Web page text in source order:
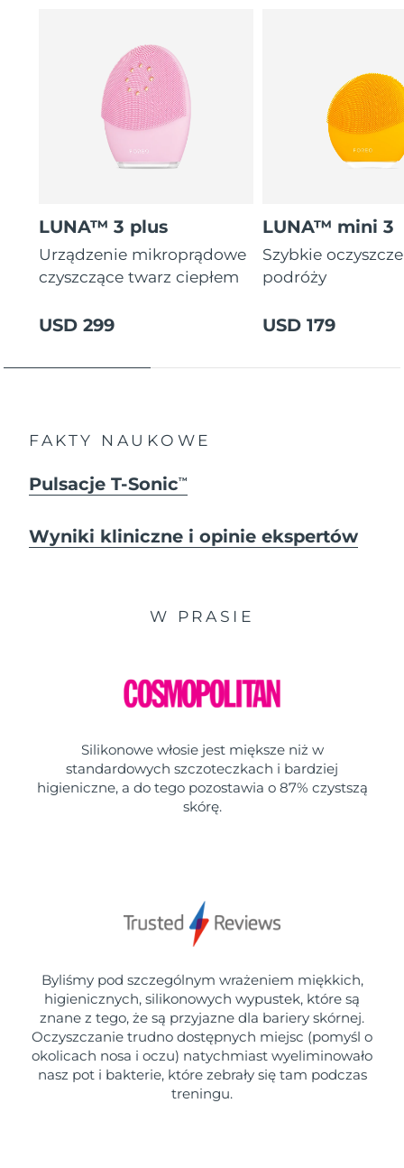
LUNA™ 3 plus
Urządzenie mikroprądowe
czyszczące twarz ciepłem
USD 299
LUNA™ mini 3
Szybkie
podróży
USD 179
FAKTY NAUKOWE
Pulsacje T-SonicTM
Wyniki kliniczne i opinie ekspertów
W PRASIE
Silikonowe włosie jest miększe niż w
standardowych szczoteczkach i bardziej
higieniczne, a do tego pozostawia o 87% czystszą
skórę.
Byliśmy pod szczególnym wrażeniem miękkich,
higienicznych, silikonowych wypustek, które są
znane z tego, że są przyjazne dla bariery skórnej.
Oczyszczanie trudno dostępnych miejsc (pomyśl o
okolicach nosa i oczu) natychmiast wyeliminowało
nasz pot i bakterie, które zebrały się tam podczas
treningu.